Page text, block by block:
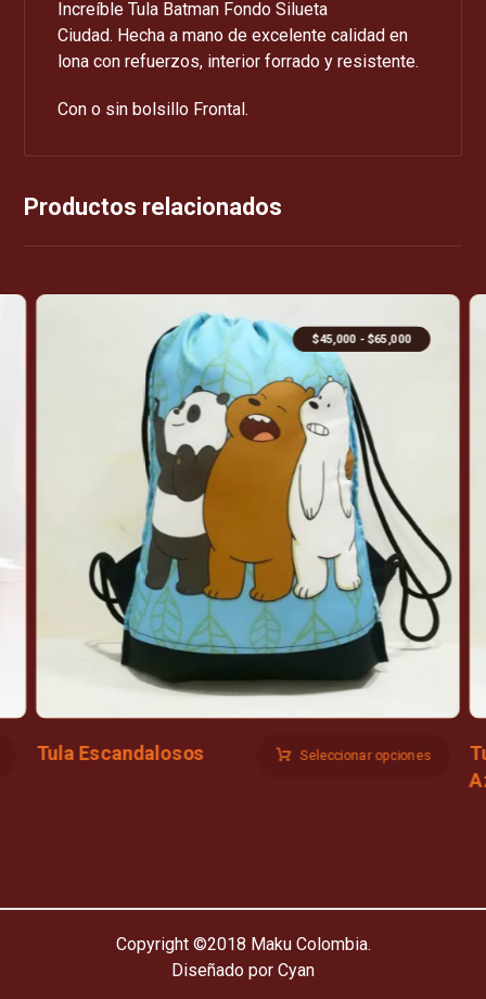
Increíble Tula Batman Fondo Silueta
Ciudad. Hecha a mano de excelente calidad en
lona con refuerzos, interior forrado y resistente.
Con o sin bolsillo Frontal.
Productos relacionados
Tula Escandalosos
$45,000 - $65,000
Seleccionar opciones
Copyright ©2018 Maku Colombia.
Diseñado por Cyan